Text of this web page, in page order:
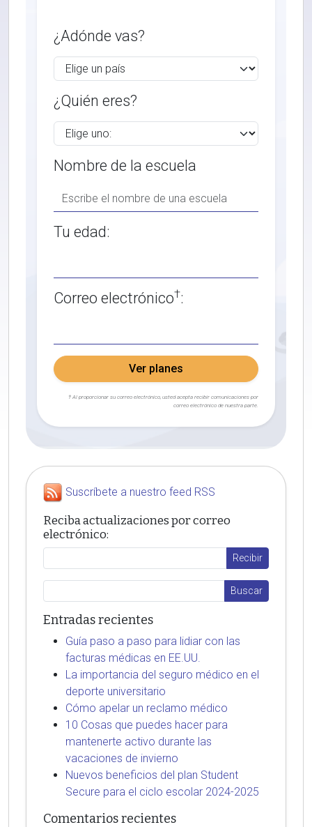
¿Adónde vas?
¿Quién eres?
Nombre de la escuela
Tu edad:
Correo electrónico†:
Ver planes
† Al proporcionar su correo electrónico, usted acepta recibir comunicaciones por
correo electrónico de nuestra parte.
Suscríbete a nuestro feed RSS
Reciba actualizaciones por correo
electrónico:
Entradas recientes
Guía paso a paso para lidiar con las
facturas médicas en EE.UU.
La importancia del seguro médico en el
deporte universitario
Cómo apelar un reclamo médico
10 Cosas que puedes hacer para
mantenerte activo durante las
vacaciones de invierno
Nuevos beneficios del plan Student
Secure para el ciclo escolar 2024-2025
Comentarios recientes